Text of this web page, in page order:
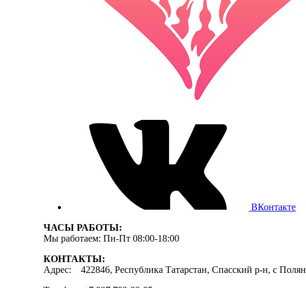
ВКонтакте
ЧАСЫ РАБОТЫ:
Мы работаем: Пн-Пт 08:00-18:00
КОНТАКТЫ:
Адрес: 422846, Республика Татарстан, Спасский р-н, с